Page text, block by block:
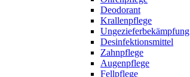
Deodorant
Krallenpflege
Ungezieferbekämpfung
Desinfektionsmittel
Zahnpflege
Augenpflege
Fellpflege